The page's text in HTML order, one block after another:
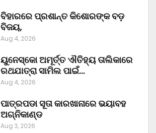
ବିହାରରେ ପ୍ରଶାନ୍ତ କିଶୋରଙ୍କ ବଡ଼
ବିଜୟ,
Aug 4, 2026
ୟୁନେସ୍କୋ ଅମୂର୍ତ୍ତ ଐତିହ୍ୟ ତାଲିକାରେ
ରଥଯାତ୍ରା ସାମିଲ ପାଇଁ…
Aug 4, 2026
ପାତ୍ରପଡା ସୂତା କାରଖାନାରେ ଭୟାବହ
ଅଗ୍ନିକାଣ୍ଡ
Aug 3, 2026